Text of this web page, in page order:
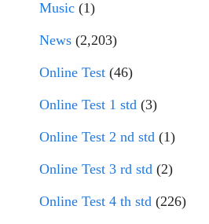
Music (1)
News (2,203)
Online Test (46)
Online Test 1 std (3)
Online Test 2 nd std (1)
Online Test 3 rd std (2)
Online Test 4 th std (226)